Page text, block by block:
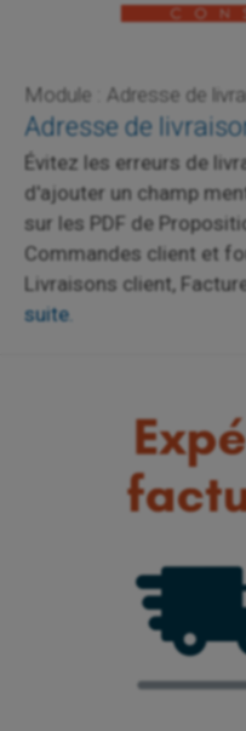
Module : Adresse de
Adresse de
Évitez les erreurs de
d'ajouter un champ
sur les PDF de
Commandes client et
Livraisons client,
suite.